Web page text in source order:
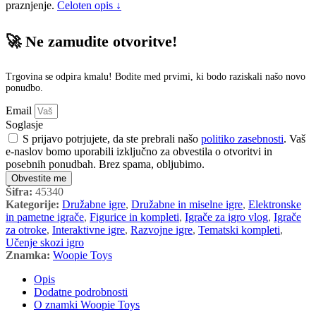
praznjenje. Celoten opis ↓
🚀 Ne zamudite otvoritve!
Trgovina se odpira kmalu! Bodite med prvimi, ki bodo raziskali našo novo
ponudbo.
Email
Soglasje
S prijavo potrjujete, da ste prebrali našo politiko zasebnosti. Vaš
e-naslov bomo uporabili izključno za obvestila o otvoritvi in
posebnih ponudbah. Brez spama, obljubimo.
Obvestite me
Šifra: 45340
Kategorije: Družabne igre, Družabne in miselne igre, Elektronske
in pametne igrače, Figurice in kompleti, Igrače za igro vlog, Igrače
za otroke, Interaktivne igre, Razvojne igre, Tematski kompleti,
Učenje skozi igro
Znamka: Woopie Toys
Opis
Dodatne podrobnosti
O znamki Woopie Toys